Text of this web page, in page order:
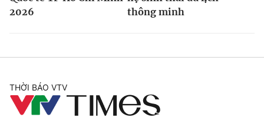
2026
thông minh
THỜI BÁO VTV